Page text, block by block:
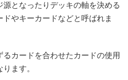
となったりデッキの軸を決める
ドやキーカードなどと呼ばれま
カードを合わせたカードの使用
ます。